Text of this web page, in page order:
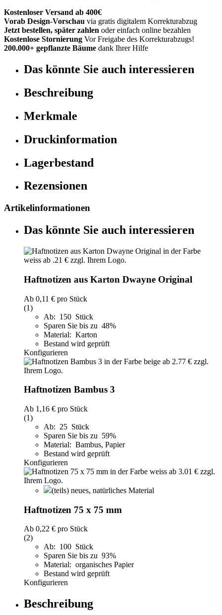
Kostenloser Versand ab 400€
Vorab Design-Vorschau via gratis digitalem Korrekturabzug
Jetzt bestellen, später zahlen oder einfach online bezahlen
Kostenlose Stornierung Vor Freigabe des Korrekturabzugs!
200.000+ gepflanzte Bäume dank Ihrer Hilfe
Das könnte Sie auch interessieren
Beschreibung
Merkmale
Druckinformation
Lagerbestand
Rezensionen
Artikelinformationen
Das könnte Sie auch interessieren
Haftnotizen aus Karton Dwayne Original
Ab 0,11 € pro Stück
(1)
Ab: 150 Stück
Sparen Sie bis zu 48%
Material: Karton
Bestand wird geprüft
Konfigurieren
Haftnotizen Bambus 3
Ab 1,16 € pro Stück
(1)
Ab: 25 Stück
Sparen Sie bis zu 59%
Material: Bambus, Papier
Bestand wird geprüft
Konfigurieren
(teils) neues, natürliches Material
Haftnotizen 75 x 75 mm
Ab 0,22 € pro Stück
(2)
Ab: 100 Stück
Sparen Sie bis zu 93%
Material: organisches Papier
Bestand wird geprüft
Konfigurieren
Beschreibung